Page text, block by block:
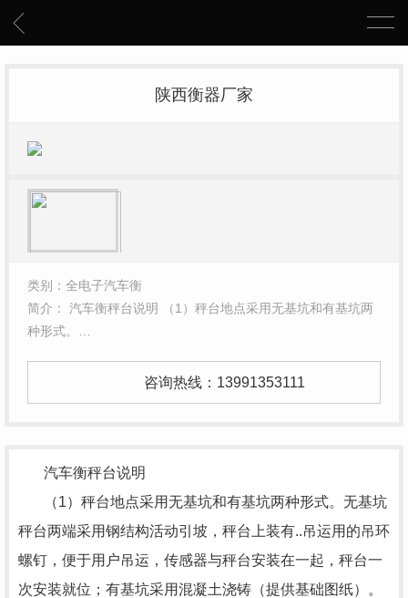
陕西衡器厂家
类别：全电子汽车衡
简介： 汽车衡秤台说明 （1）秤台地点采用无基坑和有基坑两
种形式。…
咨询热线： 13991353111
汽车衡秤台说明
（1）秤台地点采用无基坑和有基坑两种形式。无基坑
秤台两端采用钢结构活动引坡，秤台上装有..吊运用的吊环
螺钉，便于用户吊运，传感器与秤台安装在一起，秤台一
次安装就位；有基坑采用混凝土浇铸（提供基础图纸）。